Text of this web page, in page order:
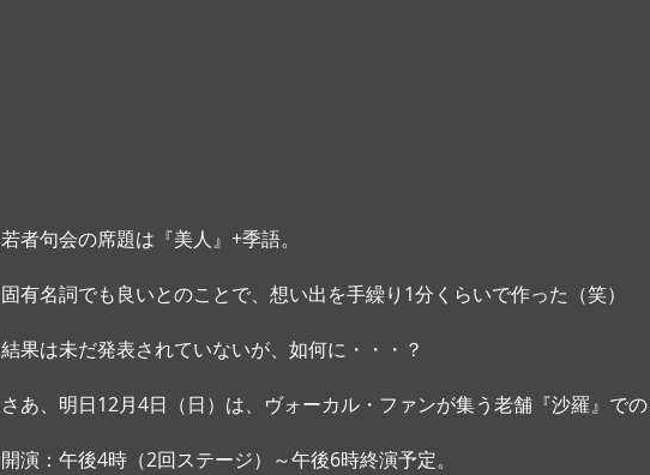
若者句会の席題は『美人』+季語。
固有名詞でも良いとのことで、想い出を手繰り1分くらいで作った（笑）
結果は未だ発表されていないが、如何に・・・？
さあ、明日12月4日（日）は、ヴォーカル・ファンが集う老舗『沙羅』で
開演：午後4時（2回ステージ）～午後6時終演予定。